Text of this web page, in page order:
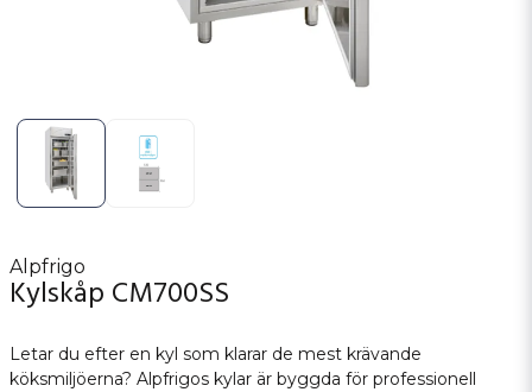
Alpfrigo
Kylskåp CM700SS
Letar du efter en kyl som klarar de mest krävande
köksmiljöerna? Alpfrigos kylar är byggda för professionell